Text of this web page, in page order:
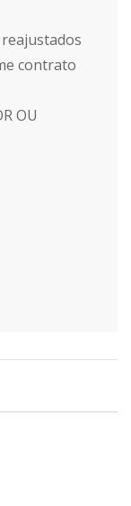
contrato
OU